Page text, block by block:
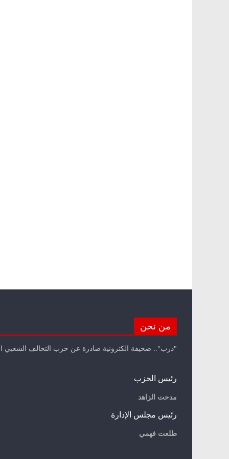
من نحن
"درب".. صحيفة الكترونية صادرة عن حزب التحالف الشعبي
رئيس الحزب
مدحت الزاهد
رئيس مجلس الإدارة
طلعت فهمي